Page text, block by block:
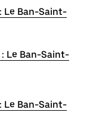
Le Ban-Saint-
Le Ban-Saint-
Le Ban-Saint-